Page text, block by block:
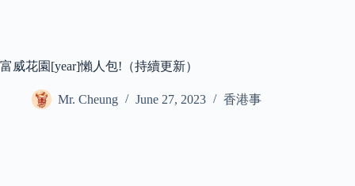
富威花園[year]懶人包!（持續更新）
Mr. Cheung June 27, 2023 香港事